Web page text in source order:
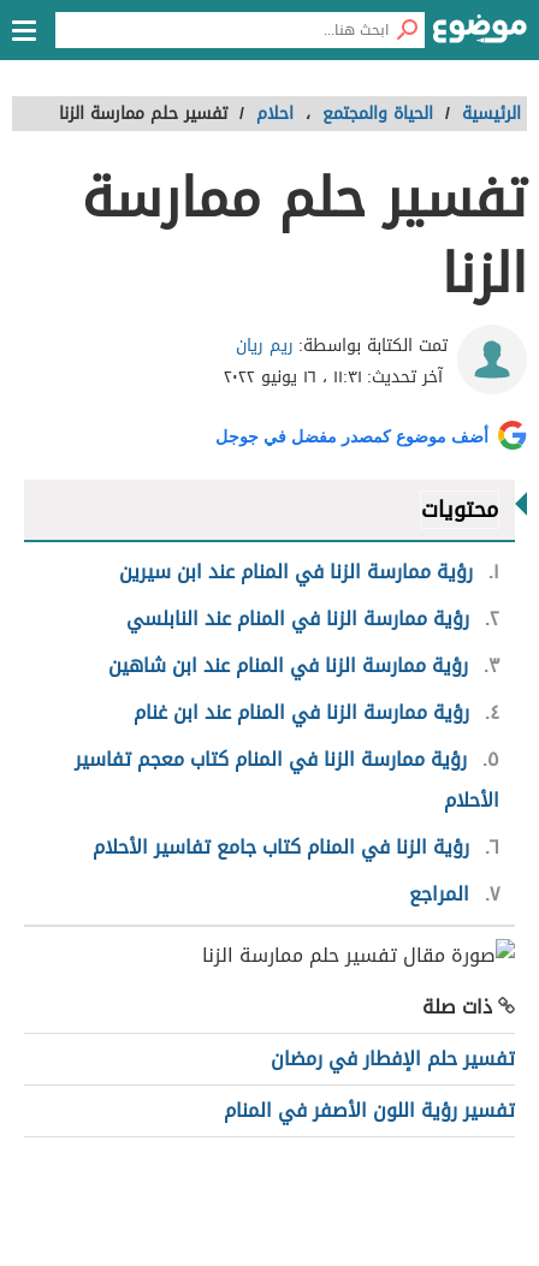
الرئيسية / الحياة والمجتمع ، احلام / تفسير حلم ممارسة الزنا
تفسير حلم ممارسة
الزنا
تمت الكتابة بواسطة: ريم ريان
آخر تحديث: ١١:٣١ ، ١٦ يونيو ٢٠٢٢
أضف موضوع كمصدر مفضل في جوجل
محتويات
١ رؤية ممارسة الزنا في المنام عند ابن سيرين
٢ رؤية ممارسة الزنا في المنام عند النابلسي
٣ رؤية ممارسة الزنا في المنام عند ابن شاهين
٤ رؤية ممارسة الزنا في المنام عند ابن غنام
٥ رؤية ممارسة الزنا في المنام كتاب معجم تفاسير
الأحلام
٦ رؤية الزنا في المنام كتاب جامع تفاسير الأحلام
٧ المراجع
ذات صلة
تفسير حلم الإفطار في رمضان
تفسير رؤية اللون الأصفر في المنام